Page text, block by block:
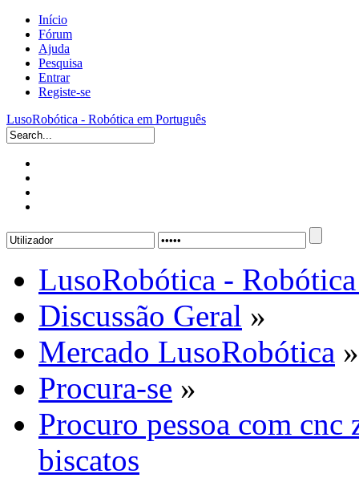
Início
Fórum
Ajuda
Pesquisa
Entrar
Registe-se
LusoRobótica - Robótica em Português
LusoRobótica -
Discussão Geral »
Mercado LusoRobótica »
Procura-se »
Procuro pessoa com cnc
biscatos